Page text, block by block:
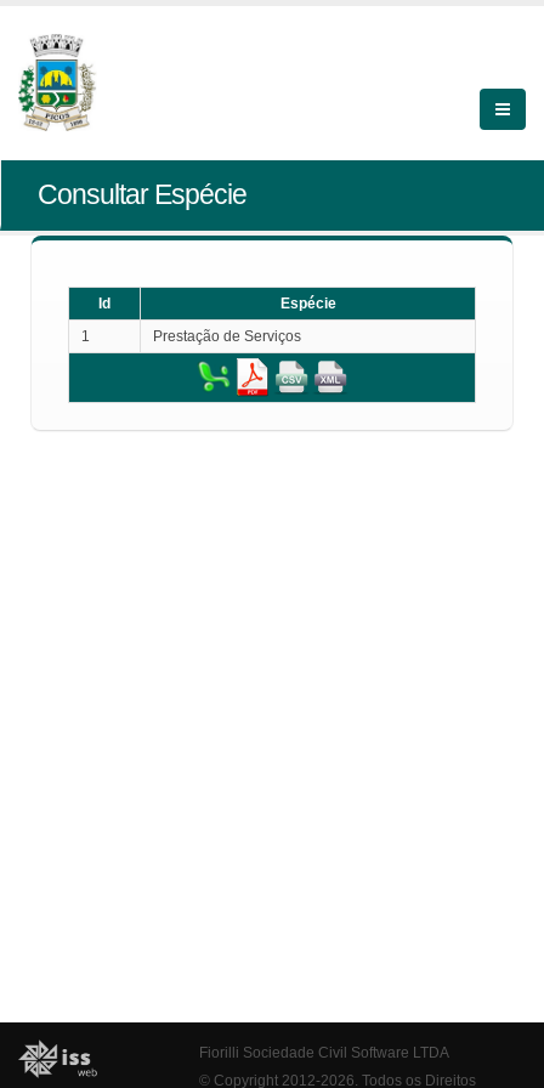
Consultar Espécie
Id
Espécie
1
Prestação de Serviços
Fiorilli Sociedade Civil Software LTDA
© Copyright 2012-2026. Todos os Direitos